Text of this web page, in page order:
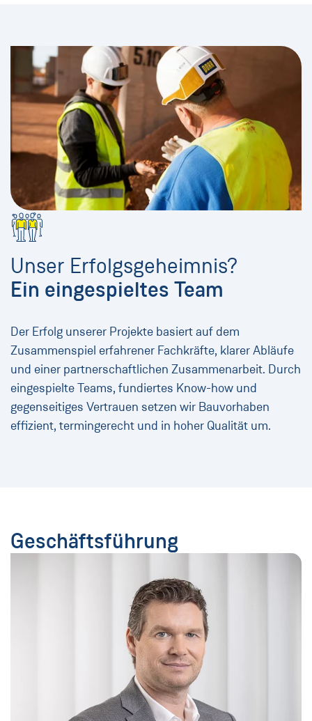
Unser Erfolgsgeheimnis?
Ein eingespieltes Team
Der Erfolg unserer Projekte basiert auf dem
Zusammenspiel erfahrener Fachkräfte, klarer Abläufe
und einer partnerschaftlichen Zusammenarbeit. Durch
eingespielte Teams, fundiertes Know-how und
gegenseitiges Vertrauen setzen wir Bauvorhaben
effizient, termingerecht und in hoher Qualität um.
Geschäftsführung